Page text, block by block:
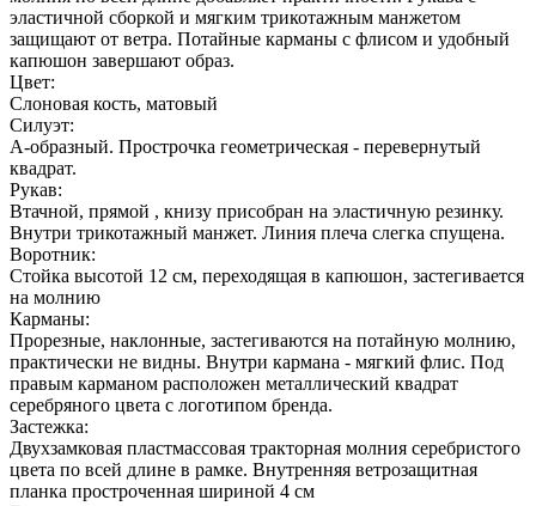
эластичной сборкой и мягким трикотажным манжетом
защищают от ветра. Потайные карманы с флисом и удобный
капюшон завершают образ.
Цвет:
Слоновая кость, матовый
Силуэт:
А-образный. Прострочка геометрическая - перевернутый
квадрат.
Рукав:
Втачной, прямой , книзу присобран на эластичную резинку.
Внутри трикотажный манжет. Линия плеча слегка спущена.
Воротник:
Стойка высотой 12 см, переходящая в капюшон, застегивается
на молнию
Карманы:
Прорезные, наклонные, застегиваются на потайную молнию,
практически не видны. Внутри кармана - мягкий флис. Под
правым карманом расположен металлический квадрат
серебряного цвета с логотипом бренда.
Застежка:
Двухзамковая пластмассовая тракторная молния серебристого
цвета по всей длине в рамке. Внутренняя ветрозащитная
планка простроченная шириной 4 см